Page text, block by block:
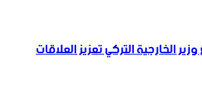
الخارجية التركي تعزيز العلاقات